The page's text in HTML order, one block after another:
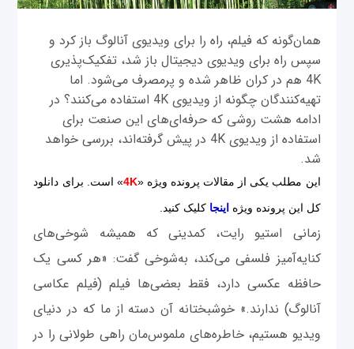
همان‌گونه که فیلم، راه را برای ویدیوی آنالوگ باز کرد و
سپس راه برای ویدیوی دیجیتال باز شد، تفکیک‌پذیری
4K هم در کران ظاهر شده و پرمصرف می‌شود. اما
تهیه‌کنندگان چگونه از ویدیوی 4K استفاده می‌کنند؟ در
ادامه هشت روشی که حرفه‌ای‌های این صنعت برای
استفاده از ویدیوی 4K در پیش گرفته‌اند، بررسی خواهد
شد.
این مطلب یکی از مقالات پرونده ویژه «4K» است. برای دانلود
کل این پرونده ویژه اینجا کلیک کنید.
زمانی استیو رایت، کمدینی که همیشه شوخی‌های
کنایه‌آمیز فلسفی می‌کند، به‌شوخی گفت: «هر‌ کسی یک
حافظه عکسی دارد، فقط بعضی‌ها فیلم (فیلم عکاسی
آنالوگ) ندارند.» خوشبختانه آن دسته از ما که در دنیای
ویدیو هستیم، خاطره‌های ملموس‌مان راهی طولانی را در